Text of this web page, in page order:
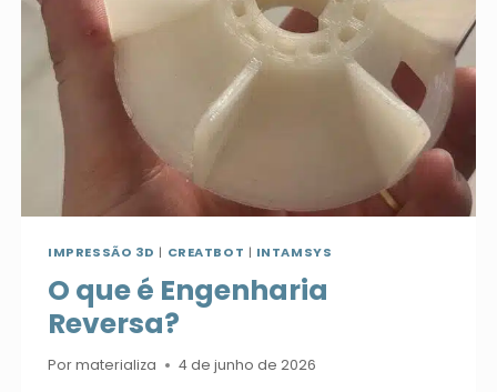
INDUSTRIAIS
IMPRESSÃO 3D | CREATBOT | INTAMSYS
O que é Engenharia
Reversa?
Pormaterializa 4 de junho de 2026